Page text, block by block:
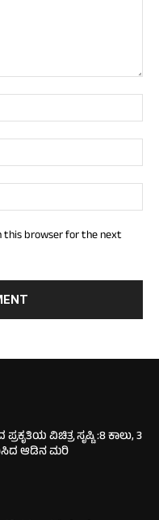
this browser for the next
ವಿಚಿತ್ರ ಸೃಷ್ಟಿ :8 ಕಾಲು, 3
ಆಡಿನ ಮರಿ